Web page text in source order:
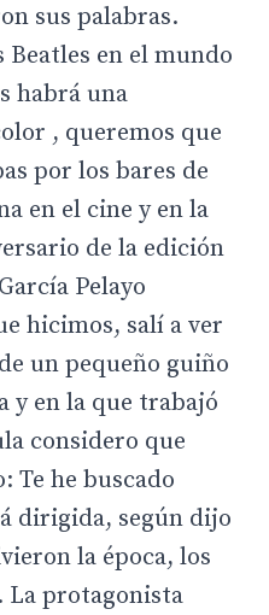
sus palabras.
en el mundo
habrá una
, queremos que
por los bares de
en el cine y en la
de la edición
Pelayo
hicimos, salí a ver
un pequeño guiño
y en la que trabajó
considero que
Te he buscado
dirigida, según dijo
la época, los
La protagonista